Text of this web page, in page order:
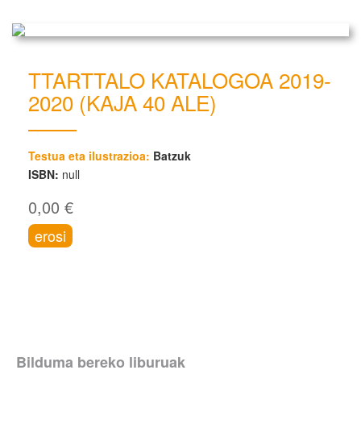
TTARTTALO KATALOGOA 2019-
2020 (KAJA 40 ALE)
Testua eta ilustrazioa: Batzuk
ISBN: null
0,00 €
erosi
Bilduma bereko liburuak